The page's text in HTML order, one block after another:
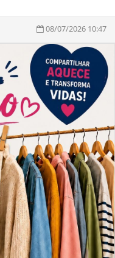
08/07/2026 10:47